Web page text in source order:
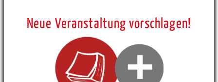
Neue Veranstaltung vorschlagen!